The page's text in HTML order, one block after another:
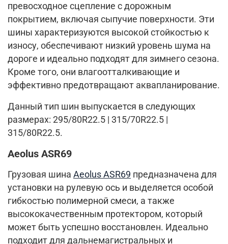
превосходное сцепление с дорожным
покрытием, включая сыпучие поверхности. Эти
шины характеризуются высокой стойкостью к
износу, обеспечивают низкий уровень шума на
дороге и идеально подходят для зимнего сезона.
Кроме того, они влагоотталкивающие и
эффективно предотвращают аквапланирование.
Данный тип шин выпускается в следующих
размерах: 295/80R22.5 | 315/70R22.5 |
315/80R22.5.
Aeolus ASR69
Грузовая шина Aeolus ASR69 предназначена для
установки на рулевую ось и выделяется особой
гибкостью полимерной смеси, а также
высококачественным протектором, который
может быть успешно восстановлен. Идеально
подходит для дальнемагистральных и